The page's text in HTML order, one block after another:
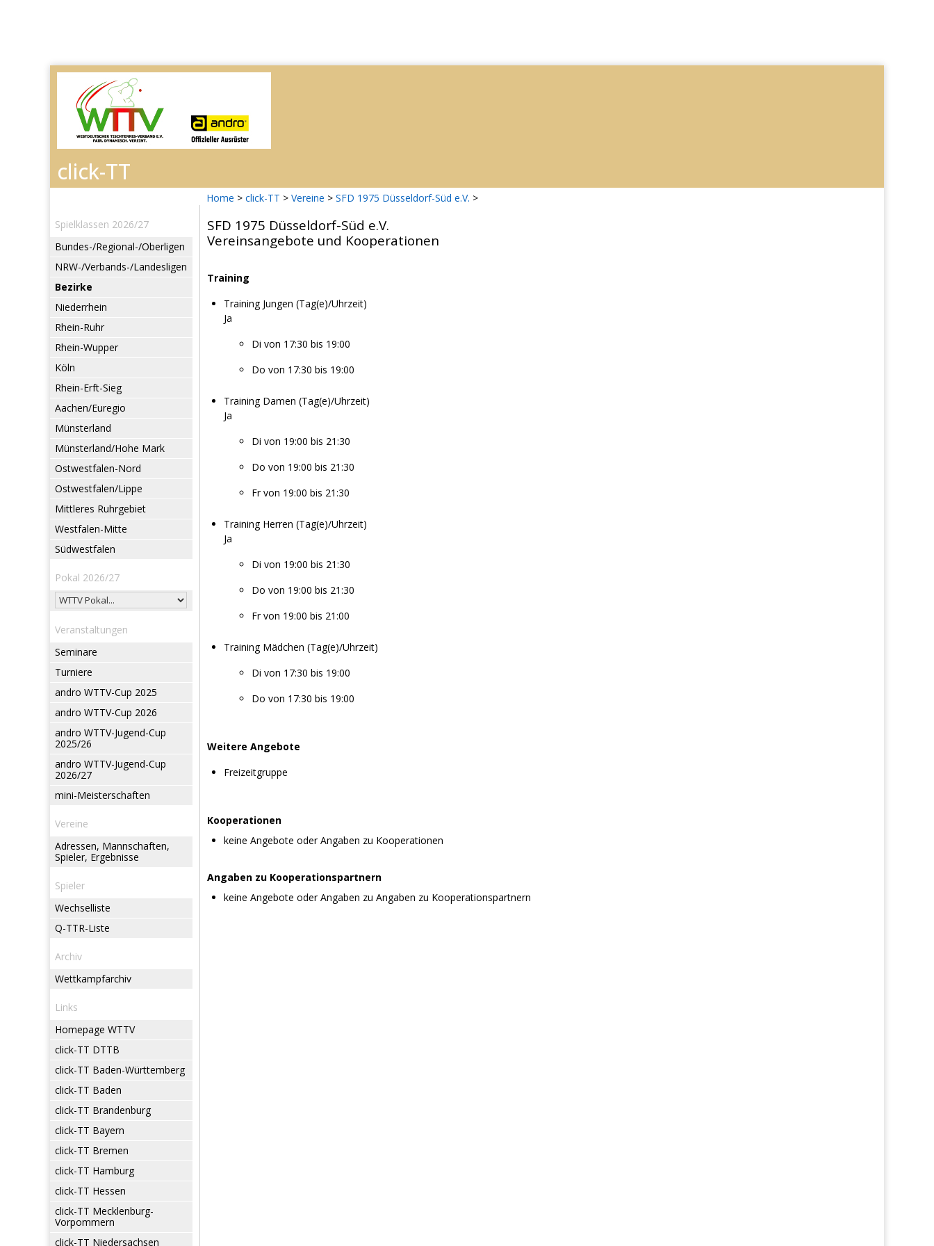
Home > click-TT > Vereine > SFD 1975 Düsseldorf-Süd e.V. >
Spielklassen 2026/27
Bundes-/Regional-/Oberligen
NRW-/Verbands-/Landesligen
Bezirke
Niederrhein
Rhein-Ruhr
Rhein-Wupper
Köln
Rhein-Erft-Sieg
Aachen/Euregio
Münsterland
Münsterland/Hohe Mark
Ostwestfalen-Nord
Ostwestfalen/Lippe
Mittleres Ruhrgebiet
Westfalen-Mitte
Südwestfalen
Pokal 2026/27
Veranstaltungen
Seminare
Turniere
andro WTTV-Cup 2025
andro WTTV-Cup 2026
andro WTTV-Jugend-Cup
2025/26
andro WTTV-Jugend-Cup
2026/27
mini-Meisterschaften
Vereine
Adressen, Mannschaften,
Spieler, Ergebnisse
Spieler
Wechselliste
Q-TTR-Liste
Archiv
Wettkampfarchiv
Links
Homepage WTTV
click-TT DTTB
click-TT Baden-Württemberg
click-TT Baden
click-TT Brandenburg
click-TT Bayern
click-TT Bremen
click-TT Hamburg
click-TT Hessen
click-TT Mecklenburg-
Vorpommern
click-TT Niedersachsen
SFD 1975 Düsseldorf-Süd e.V.
Vereinsangebote und Kooperationen
Training
Training Jungen (Tag(e)/Uhrzeit)
Ja
Di von 17:30 bis 19:00
Do von 17:30 bis 19:00
Training Damen (Tag(e)/Uhrzeit)
Ja
Di von 19:00 bis 21:30
Do von 19:00 bis 21:30
Fr von 19:00 bis 21:30
Training Herren (Tag(e)/Uhrzeit)
Ja
Di von 19:00 bis 21:30
Do von 19:00 bis 21:30
Fr von 19:00 bis 21:00
Training Mädchen (Tag(e)/Uhrzeit)
Di von 17:30 bis 19:00
Do von 17:30 bis 19:00
Weitere Angebote
Freizeitgruppe
Kooperationen
keine Angebote oder Angaben zu Kooperationen
Angaben zu Kooperationspartnern
keine Angebote oder Angaben zu Angaben zu Kooperationspartnern